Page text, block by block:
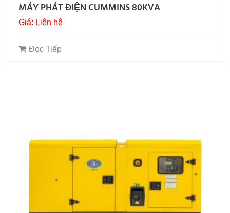
MÁY PHÁT ĐIỆN CUMMINS 80KVA
Giá: Liên hệ
Đọc Tiếp